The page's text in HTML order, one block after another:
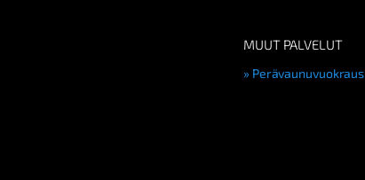
MUUT PALVELUT
Perävaunuvuokraus